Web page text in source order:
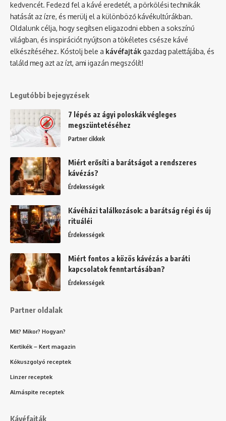
kedvencét. Fedezd fel a kávé eredetét, a pörkölési technikák
hatását az ízre, és merülj el a különböző kávékultúrákban.
Oldalunk célja, hogy segítsen eligazodni ebben a sokszínű
világban, és inspirációt nyújtson a tökéletes csésze kávé
elkészítéséhez. Kóstolj bele a kávéfajtákgazdag palettájába, és
találd meg azt az ízt, ami igazán megszólít!
Legutóbbi bejegyzések
7 lépés az ágyi poloskák végleges
megszüntetéséhez
Partner cikkek
Miért erősíti a barátságot a rendszeres
kávézás?
Érdekességek
Kávéházi találkozások: a barátság régi és új
rituáléi
Érdekességek
Miért fontos a közös kávézás a baráti
kapcsolatok fenntartásában?
Érdekességek
Partner oldalak
Mit? Mikor? Hogyan?
Kertikék – Kert magazin
Kókuszgolyó receptek
Linzer receptek
Almáspite receptek
Kávéfajták